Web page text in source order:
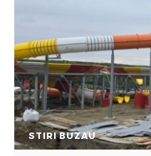
STIRI BUZAU